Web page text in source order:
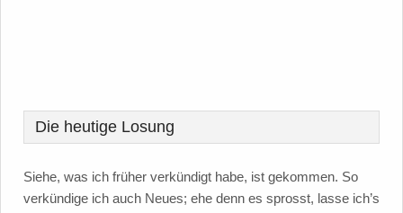
Die heutige Losung
Siehe, was ich früher verkündigt habe, ist gekommen. So
verkündige ich auch Neues; ehe denn es sprosst, lasse ich’s